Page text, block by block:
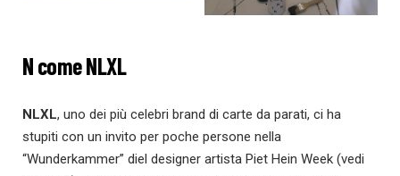
N come NLXL
NLXL, uno dei più celebri brand di carte da parati, ci ha
stupiti con un invito per poche persone nella
“Wunderkammer” diel designer artista Piet Hein Week (vedi